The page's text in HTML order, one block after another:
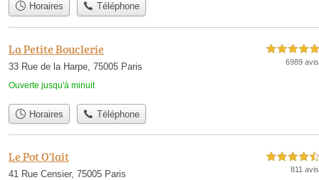
Horaires Téléphone
La Petite Bouclerie
33 Rue de la Harpe, 75005 Paris
Ouverte jusqu'à minuit
5,0 étoiles sur 5
6989 avis
Horaires Téléphone
Le Pot O'lait
41 Rue Censier, 75005 Paris
4,5 étoiles sur 5
811 avis